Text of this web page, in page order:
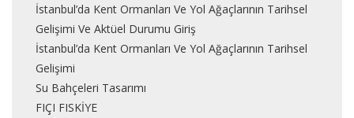
İstanbul’da Kent Ormanları Ve Yol Ağaçlarının Tarihsel
Gelişimi Ve Aktüel Durumu Giriş
İstanbul’da Kent Ormanları Ve Yol Ağaçlarının Tarihsel
Gelişimi
Su Bahçeleri Tasarımı
FIÇI FISKİYE